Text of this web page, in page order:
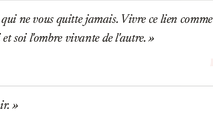
ne vous quitte jamais. Vivre ce lien comme
soi l'ombre vivante de l'autre.